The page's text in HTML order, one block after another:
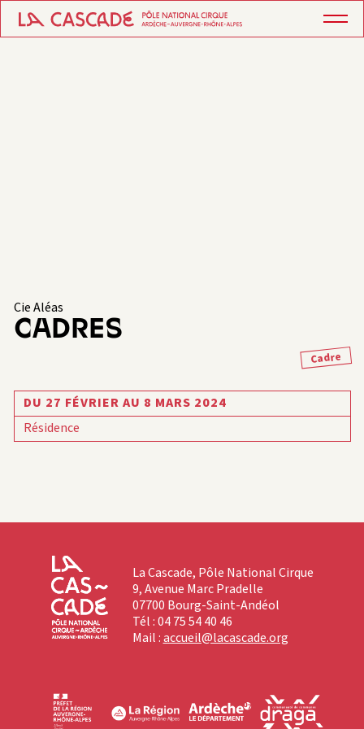
Cie Aléas
CADRES
Cadre
DU 27 FÉVRIER AU 8 MARS 2024
Résidence
La Cascade, Pôle National Cirque
9, Avenue Marc Pradelle
07700 Bourg-Saint-Andéol
Tél : 04 75 54 40 46
Mail :accueil@lacascade.org